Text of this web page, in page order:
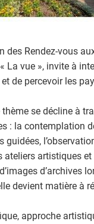
des Rendez-vous
La vue », invite à
de percevoir les
thème se décline à
: la contemplation
guidées,
ateliers artistiques
d’archives
devient matière à
approche